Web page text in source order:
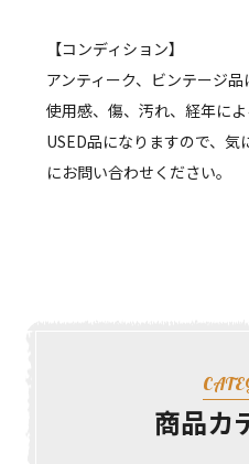
【コンディション】
アンティーク、ビンテージ
使用感、傷、汚れ、経年に
USED品になりますので、
にお問い合わせください。
商品カ